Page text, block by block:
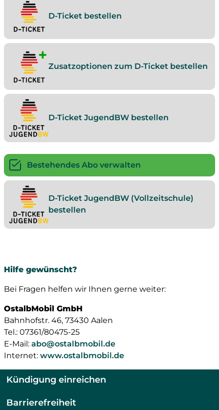
D-Ticket bestellen
Zusatzoptionen zum D-Ticket bestellen
D-Ticket JugendBW bestellen
Bestehendes Abo verwalten
D-Ticket JugendBW (Vollzeitschule)
bestellen
Hilfe gewünscht?
Bei Fragen helfen wir Ihnen gerne weiter:
OstalbMobil GmbH
Bahnhofstr. 46, 73430 Aalen
Tel.: 07361/80475-25
E-Mail: abo@ostalbmobil.de
Internet: www.ostalbmobil.de
Kündigung einreichen
Barrierefreiheit